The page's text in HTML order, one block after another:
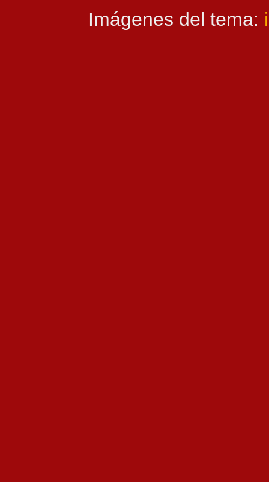
Imágenes del tema: